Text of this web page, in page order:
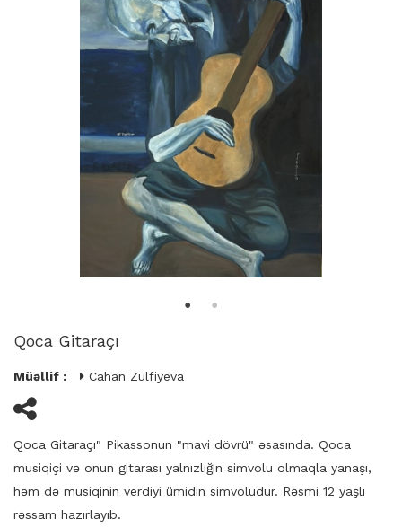
Qoca Gitaraçı
Müəllif : Cahan Zulfiyeva
Qoca Gitaraçı" Pikassonun "mavi dövrü" əsasında. Qoca
musiqiçi və onun gitarası yalnızlığın simvolu olmaqla yanaşı,
həm də musiqinin verdiyi ümidin simvoludur. Rəsmi 12 yaşlı
rəssam hazırlayıb.